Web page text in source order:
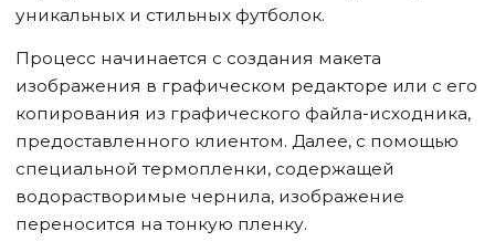
уникальных и стильных футболок.
Процесс начинается с создания макета
изображения в графическом редакторе или с его
копирования из графического файла-исходника,
предоставленного клиентом. Далее, с помощью
специальной термопленки, содержащей
водорастворимые чернила, изображение
переносится на тонкую пленку.